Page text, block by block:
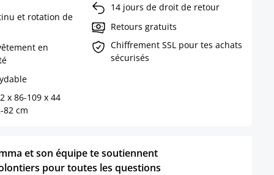
et rotation de
en
x 86-109 x 44
82 cm
14 jours de droit de retour
Retours gratuits
Chiffrement SSL pour tes achats
sécurisés
et son équipe te soutiennent
pour toutes les questions